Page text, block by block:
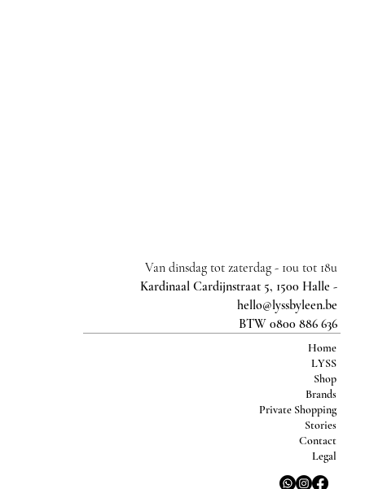
Home
LYSS
Shop
Brands
Private Shopping
Stories
Contact
Legal
Van dinsdag tot zaterdag - 10u tot 18u
Kardinaal Cardijnstraat 5, 1500 Halle -
hello@lyssbyleen.be
BTW 0800 886 636